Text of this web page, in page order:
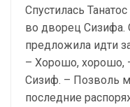
Спустилась
во дворец Сизифа.
предложила идти
– Хорошо, хорошо,
Сизиф. – Позволь
последние